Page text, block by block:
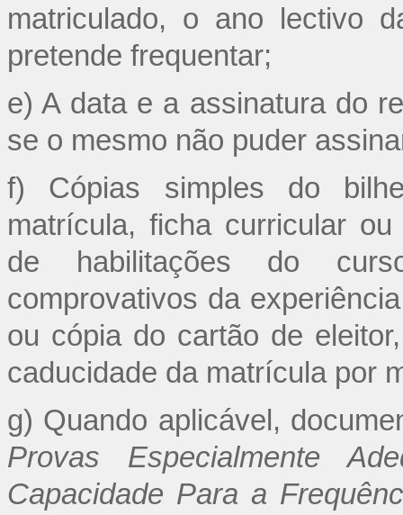
matriculado, o ano lectivo
pretende frequentar;
e) A data e a assinatura do
se o mesmo não puder
f) Cópias simples do
matrícula, ficha curricular
de habilitações do
comprovativos da
ou cópia do cartão de
caducidade da matrícula por
g) Quando aplicável,
Provas Especialmente
Capacidade Para a